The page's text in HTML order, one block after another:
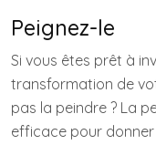
Peignez-le
Si vous êtes prêt à
transformation de
pas la peindre ? La
efficace pour